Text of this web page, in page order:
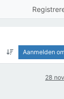
Aanmelden
28